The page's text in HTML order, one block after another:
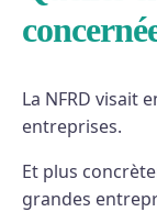
La NFRD visait
entreprises.
Et plus
grandes